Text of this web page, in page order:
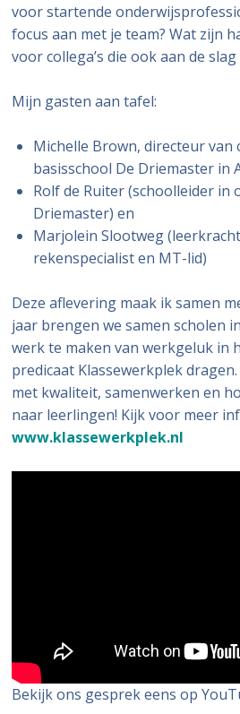
voor startende
focus aan met je team? Wat zijn
voor collega’s die ook aan de
Mijn gasten aan tafel:
Michelle Brown, directeur van
basisschool De Driemaster in
Rolf de Ruiter (schoolleider in
Driemaster) en
Marjolein Slootweg
rekenspecialist en MT-lid)
Deze aflevering maak ik samen
jaar brengen we samen scholen
werk te maken van werkgeluk in
predicaat Klassewerkplek
met kwaliteit, samenwerken en
naar leerlingen! Kijk voor meer
www.klassewerkplek.nl
Bekijk ons gesprek eens op